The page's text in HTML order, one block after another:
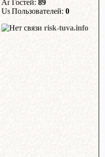
Гостей: 89
Пользователей: 0
risk-tuva.info